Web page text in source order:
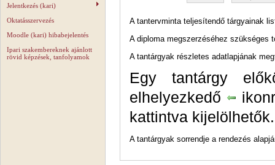
Jelentkezés (kari)
Oktatásszervezés
Moodle (kari) hibabejelentés
Ipari szakembereknek ajánlott
rövid képzések, tanfolyamok
A tantervminta teljesítendő tárgyainak
A diploma megszerzéséhez szükséges
A tantárgyak részletes adatlapjának
Egy tantárgy
elhelyezkedő
kattintva kijelölhetők.
A tantárgyak sorrendje a rendezés